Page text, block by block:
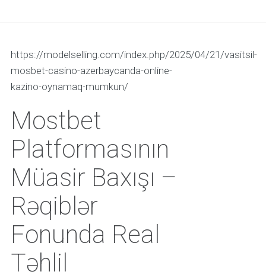
https://modelselling.com/index.php/2025/04/21/vasitsil-
mosbet-casino-azerbaycanda-online-
kazino-oynamaq-mumkun/
Mostbet
Platformasının
Müasir Baxışı –
Rəqiblər
Fonunda Real
Təhlil